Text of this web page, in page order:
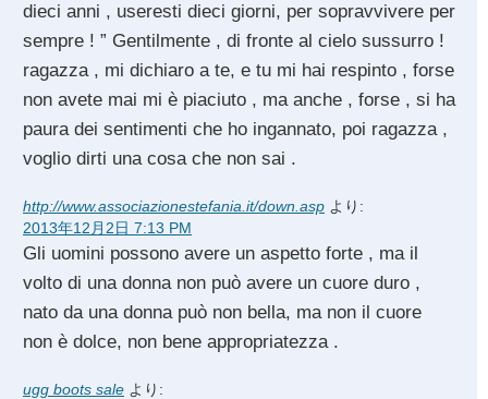
dieci anni , useresti dieci giorni, per sopravvivere per
sempre ! ” Gentilmente , di fronte al cielo sussurro !
ragazza , mi dichiaro a te, e tu mi hai respinto , forse
non avete mai mi è piaciuto , ma anche , forse , si ha
paura dei sentimenti che ho ingannato, poi ragazza ,
voglio dirti una cosa che non sai .
http://www.associazionestefania.it/down.asp より:
2013年12月2日 7:13 PM
Gli uomini possono avere un aspetto forte , ma il
volto di una donna non può avere un cuore duro ,
nato da una donna può non bella, ma non il cuore
non è dolce, non bene appropriatezza .
ugg boots sale より: